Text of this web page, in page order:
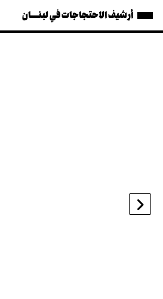
أرشيف الاحتجاجات في لبنــــان
‹